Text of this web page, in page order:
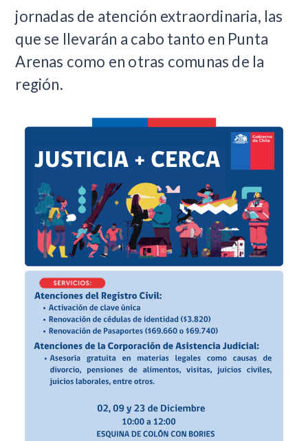
jornadas de atención extraordinaria, las
que se llevarán a cabo tanto en Punta
Arenas como en otras comunas de la
región.